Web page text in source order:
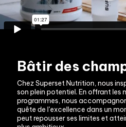
Bâtir des
Chez Superset Nutrition, nous
son plein potentiel. En offrant les
programmes, nous
quête de l'excellence dans un
peut repousser ses limites et